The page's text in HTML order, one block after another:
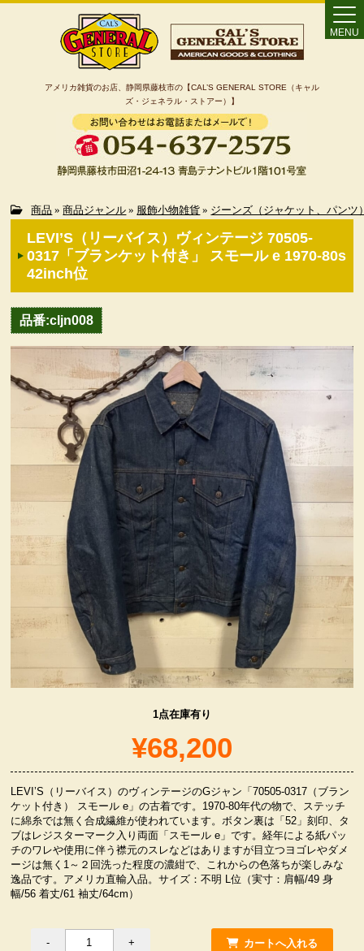
アメリカ雑貨のお店、静岡県藤枝市の【CAL’S GENERAL STORE（キャル
ズ・ジェネラル・ストアー）】
MENU
Home
カート
特定商取引法に基づく表記
カテゴリー検索
ヴィンテージ・グッズ
LIFE誌 企業広告切り抜き
ファイヤーキング他
コカコーラ・グッズ
カンパニー・グッズ
キャラクター・グッズ
喫煙具
服飾小物雑貨
商品 » 商品ジャンル » 服飾小物雑貨 » ジーンズ（ジャケット、パンツ
LEVI’S（リーバイス）ヴィンテージ 70505-
0317「ブランケット付き」 スモール e 1970-80s
42inch位
品番:cljn008
1点在庫有り
¥68,200
LEVI’S（リーバイス）のヴィンテージのGジャン「70505-0317（ブラン
ケット付き） スモール e」の古着です。1970-80年代の物で、ステッチ
に綿糸では無く合成繊維が使われています。ボタン裏は「52」刻印、タ
ブはレジスターマーク入り両面「スモール e」です。経年による紙パッ
チのワレや使用に伴う襟元のスレなどはありますが目立つヨゴレやダメ
ージは無く1～２回洗った程度の濃紺で、これからの色落ちが楽しみな
逸品です。アメリカ直輸入品。サイズ：不明 L位（実寸：肩幅/49 身
幅/56 着丈/61 袖丈/64cm）